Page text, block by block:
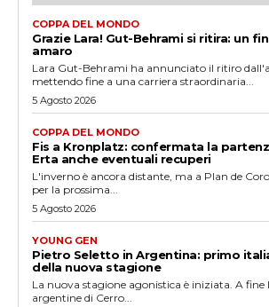
COPPA DEL MONDO
Grazie Lara! Gut-Behrami si ritira: un
amaro
Lara Gut-Behrami ha annunciato il ritiro
mettendo fine a una carriera straordinaria...
5 Agosto 2026
COPPA DEL MONDO
Fis a Kronplatz: confermata la
Erta anche eventuali recuperi
L'inverno è ancora distante, ma a Plan de
per la prossima...
5 Agosto 2026
YOUNG GEN
Pietro Seletto in Argentina: primo
della nuova stagione
La nuova stagione agonistica è iniziata. A fine
argentine di Cerro...